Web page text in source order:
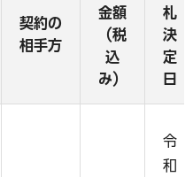
契約の
相手方
金額
（税
込
み）
札
決
定
日
令
和